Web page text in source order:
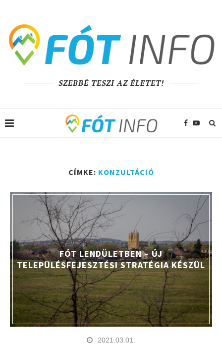
SZEBBÉ TESZI AZ ÉLETET!
CÍMKE: KONZULTÁCIÓ
FÓT LENDÜLETBEN – ÚJ
TELEPÜLÉSFEJESZTÉSI STRATÉGIA KÉSZÜL
2021.03.01.